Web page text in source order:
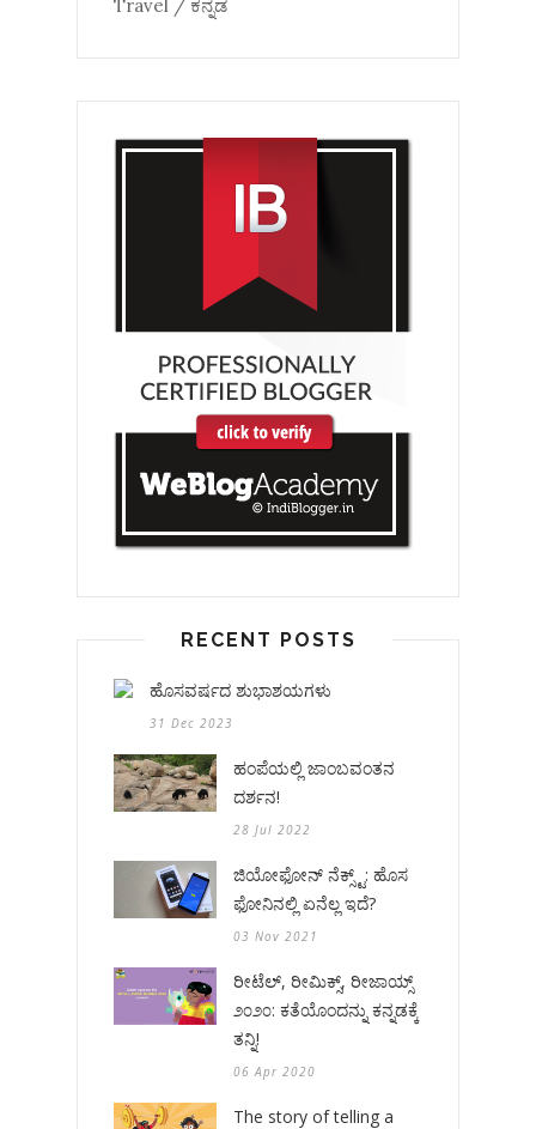
Travel / ಕನ್ನಡ
RECENT POSTS
ಹೊಸವರ್ಷದ ಶುಭಾಶಯಗಳು
31 Dec 2023
ಹಂಪೆಯಲ್ಲಿ ಜಾಂಬವಂತನ
ದರ್ಶನ!
28 Jul 2022
ಜಿಯೋಫೋನ್ ನೆಕ್ಸ್ಟ್: ಹೊಸ
ಫೋನಿನಲ್ಲಿ ಏನೆಲ್ಲ ಇದೆ?
03 Nov 2021
ರೀಟೆಲ್, ರೀಮಿಕ್ಸ್, ರೀಜಾಯ್ಸ್
೨೦೨೦: ಕತೆಯೊಂದನ್ನು ಕನ್ನಡಕ್ಕೆ
ತನ್ನಿ!
06 Apr 2020
The story of telling a